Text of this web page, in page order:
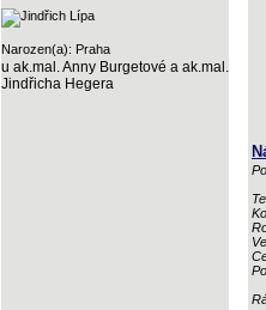
Narozen(a): Praha
u ak.mal. Anny Burgetové a ak.mal.
Jindřicha Hegera